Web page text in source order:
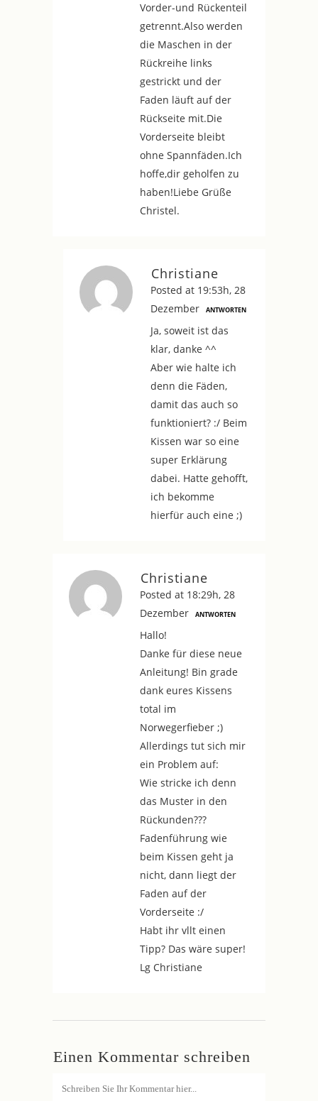
Vorder-und Rückenteil
getrennt.Also werden
die Maschen in der
Rückreihe links
gestrickt und der
Faden läuft auf der
Rückseite mit.Die
Vorderseite bleibt
ohne Spannfäden.Ich
hoffe,dir geholfen zu
haben!Liebe Grüße
Christel.
Christiane
Posted at 19:53h, 28
Dezember
ANTWORTEN
Ja, soweit ist das
klar, danke ^^
Aber wie halte ich
denn die Fäden,
damit das auch so
funktioniert? :/ Beim
Kissen war so eine
super Erklärung
dabei. Hatte gehofft,
ich bekomme
hierfür auch eine ;)
Christiane
Posted at 18:29h, 28
Dezember
ANTWORTEN
Hallo!
Danke für diese neue
Anleitung! Bin grade
dank eures Kissens
total im
Norwegerfieber ;)
Allerdings tut sich mir
ein Problem auf:
Wie stricke ich denn
das Muster in den
Rückunden???
Fadenführung wie
beim Kissen geht ja
nicht, dann liegt der
Faden auf der
Vorderseite :/
Habt ihr vllt einen
Tipp? Das wäre super!
Lg Christiane
Einen Kommentar schreiben